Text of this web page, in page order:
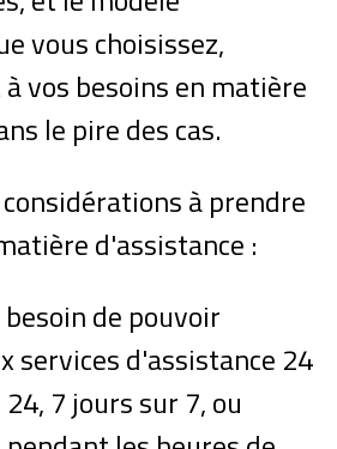
vous choisissez,
vos besoins en matière
le pire des cas.
à prendre
d'assistance :
de pouvoir
services d'assistance 24
7 jours sur 7, ou